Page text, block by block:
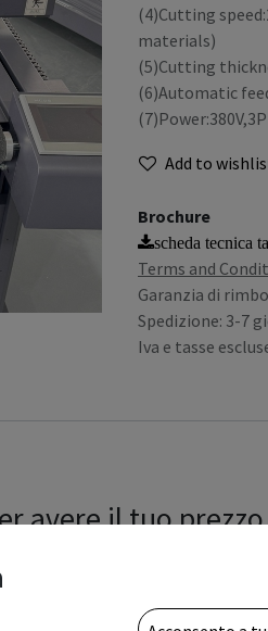
(4)Cutting
materials)
(5)Cutting
(6)Automatic
(7)Power:380V,3P
Add to
Brochure
scheda tecnica
Terms and
Garanzia di
Spedizione: 3-7
Iva e tasse
avere il tuo